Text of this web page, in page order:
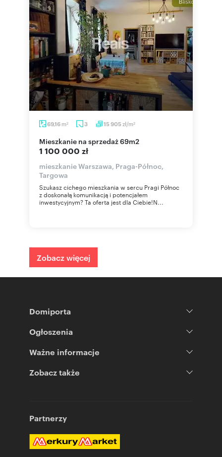
69,16 m2 3 15 905 zł/m2
mieszkanie na sprzedaż 69m2
1 100 000 zł
mieszkanie Warszawa, Praga-Północ,
Targowa
Szukasz cichego mieszkania w sercu Pragi Północ
z doskonałą komunikacją i potencjałem
inwestycyjnym? Ta oferta jest dla Ciebie!N...
Zobacz więcej
Domiporta
Ogłoszenia
Ważne informacje
Zobacz także
Partnerzy